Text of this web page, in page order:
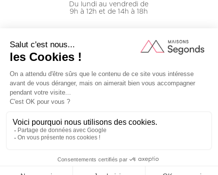
Nous contacter
Du lundi au vendredi de
9h à 12h et de 14h à 18h
Mentions légales
Plan du site
Réalisé par